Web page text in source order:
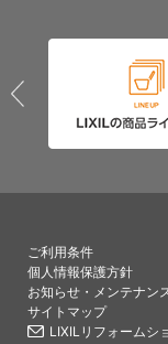
ご利用条件
個人情報保護方針
お知らせ・メンテナン
サイトマップ
LIXILリフォームシ